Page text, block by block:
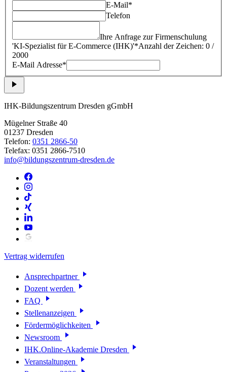
E-Mail*
Telefon
Ihre Anfrage zur Firmenschulung
'KI-Spezialist für E-Commerce (IHK)'*Anzahl der Zeichen: 0 /
2000
E-Mail Adresse*
IHK-Bildungszentrum Dresden gGmbH
Mügelner Straße 40
01237 Dresden
Telefon: 0351 2866-50
Telefax: 0351 2866-7510
info@bildungszentrum-dresden.de
Vertrag widerrufen
Ansprechpartner
Dozent werden
FAQ
Stellenanzeigen
Fördermöglichkeiten
Newsroom
IHK.Online-Akademie Dresden
Veranstaltungen